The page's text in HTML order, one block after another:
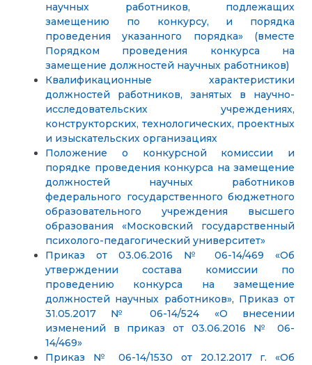
научных работников, подлежащих
замещению по конкурсу, и порядка
проведения указанного порядка» (вместе
Порядком проведения конкурса на
замещение должностей научных работников)
Квалификационные характеристики
должностей работников, занятых в научно-
исследовательских учреждениях,
конструкторских, технологических, проектных
и изыскательских организациях
Положение о конкурсной комиссии и
порядке проведения конкурса на замещение
должностей научных работников
федерального государственного бюджетного
образовательного учреждения высшего
образования «Московский государственный
психолого-педагогический университет»
Приказ от 03.06.2016 № 06-14/469 «Об
утверждении состава комиссии по
проведению конкурса на замещение
должностей научных работников», Приказ от
31.05.2017 № 06-14/524 «О внесении
изменений в приказ от 03.06.2016 № 06-
14/469»
Приказ № 06-14/1530 от 20.12.2017 г. «Об